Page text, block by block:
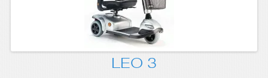
LEO 3